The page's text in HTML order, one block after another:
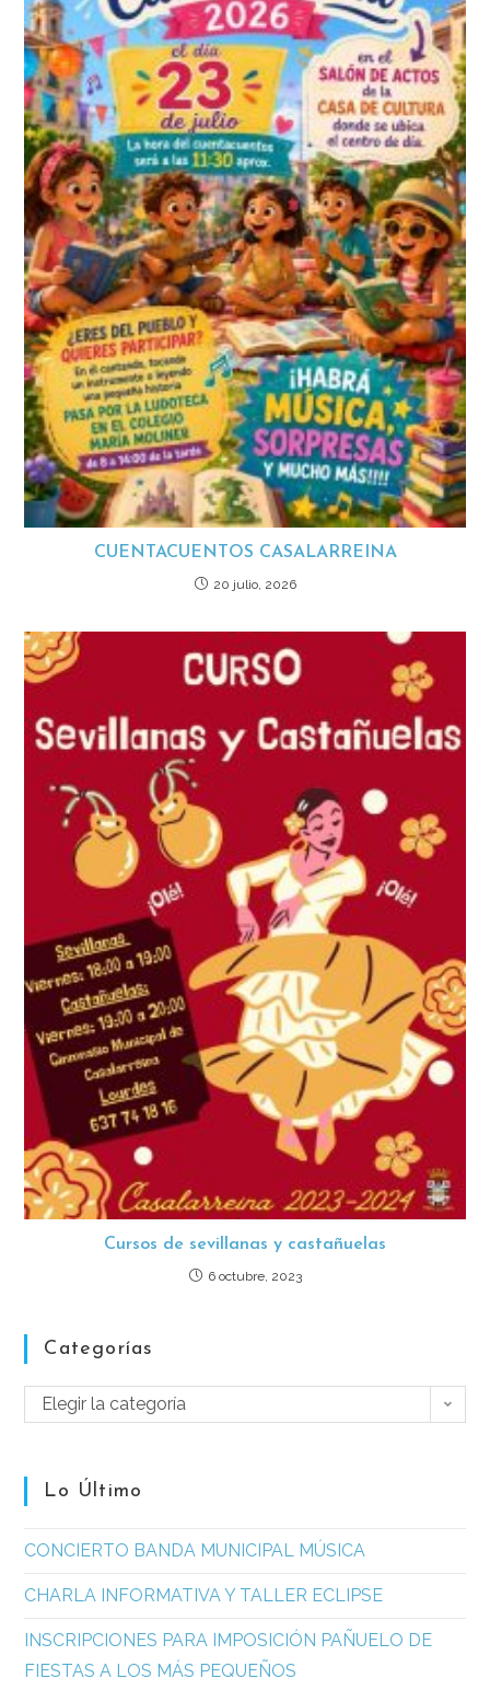
CUENTACUENTOS CASALARREINA
20 julio, 2026
Cursos de sevillanas y castañuelas
6 octubre, 2023
Categorías
Elegir la categoría
Lo Último
CONCIERTO BANDA MUNICIPAL MÚSICA
CHARLA INFORMATIVA Y TALLER ECLIPSE
INSCRIPCIONES PARA IMPOSICIÓN PAÑUELO DE
FIESTAS A LOS MÁS PEQUEÑOS